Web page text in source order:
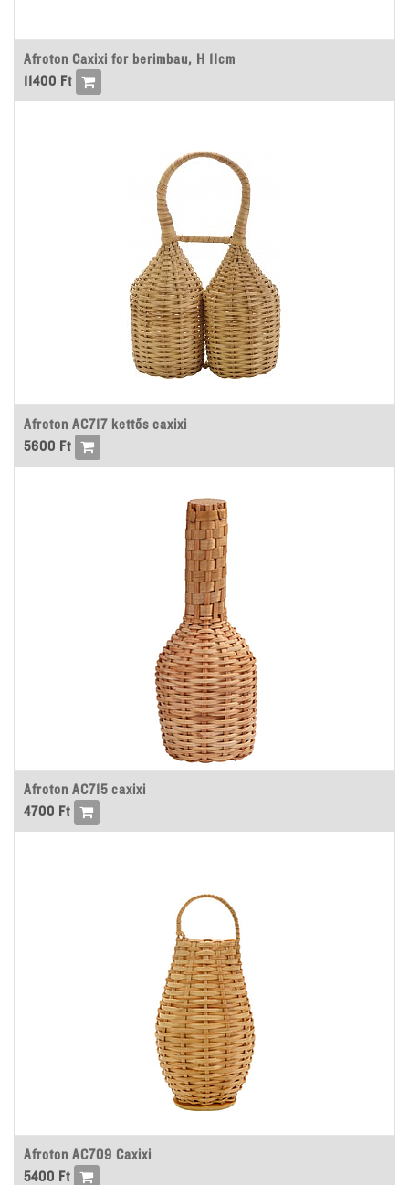
Afroton Caxixi for berimbau, H 11cm
11400 Ft
Afroton AC717 kettős caxixi
5600 Ft
Afroton AC715 caxixi
4700 Ft
Afroton AC709 Caxixi
5400 Ft